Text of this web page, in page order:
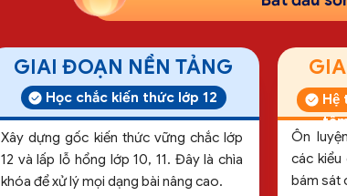
Học chắc kiến thức lớp 12
GIAI ĐOẠN NỀN TẢNG
Xây dựng gốc kiến thức vững chắc lớp
12 và lấp lỗ hổng lớp 10, 11. Đây là chìa
khóa để xử lý mọi dạng bài nâng cao.
Hệ
Ôn
các kiểu
bám sát